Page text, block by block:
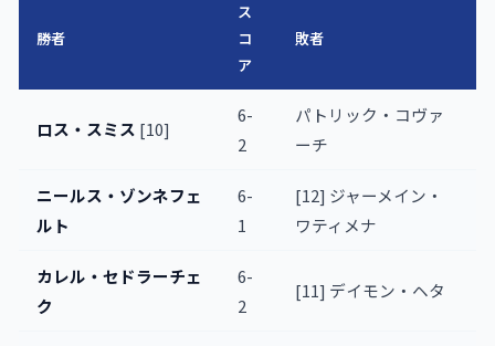
勝者
ス
コ
ア
敗者
ロス・スミス [10]
6-
2
パトリック・コヴァ
ーチ
ニールス・ゾンネフェ
ルト
6-
1
[12] ジャーメイン・
ワティメナ
カレル・セドラーチェ
ク
6-
2
[11] デイモン・ヘタ